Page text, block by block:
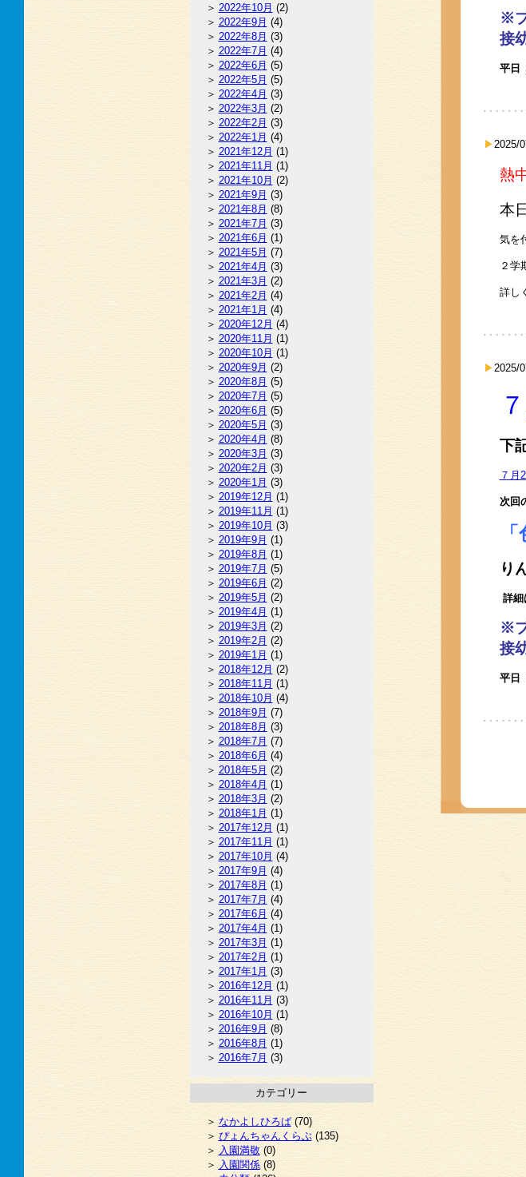
※
接
平日
2025/
熱
本
気を
２学
詳し
2025/
下
７月
次回
り
詳細
※
接
平日
2022年10月 (2)
2022年9月 (4)
2022年8月 (3)
2022年7月 (4)
2022年6月 (5)
2022年5月 (5)
2022年4月 (3)
2022年3月 (2)
2022年2月 (3)
2022年1月 (4)
2021年12月 (1)
2021年11月 (1)
2021年10月 (2)
2021年9月 (3)
2021年8月 (8)
2021年7月 (3)
2021年6月 (1)
2021年5月 (7)
2021年4月 (3)
2021年3月 (2)
2021年2月 (4)
2021年1月 (4)
2020年12月 (4)
2020年11月 (1)
2020年10月 (1)
2020年9月 (2)
2020年8月 (5)
2020年7月 (5)
2020年6月 (5)
2020年5月 (3)
2020年4月 (8)
2020年3月 (3)
2020年2月 (3)
2020年1月 (3)
2019年12月 (1)
2019年11月 (1)
2019年10月 (3)
2019年9月 (1)
2019年8月 (1)
2019年7月 (5)
2019年6月 (2)
2019年5月 (2)
2019年4月 (1)
2019年3月 (2)
2019年2月 (2)
2019年1月 (1)
2018年12月 (2)
2018年11月 (1)
2018年10月 (4)
2018年9月 (7)
2018年8月 (3)
2018年7月 (7)
2018年6月 (4)
2018年5月 (2)
2018年4月 (1)
2018年3月 (2)
2018年1月 (1)
2017年12月 (1)
2017年11月 (1)
2017年10月 (4)
2017年9月 (4)
2017年8月 (1)
2017年7月 (4)
2017年6月 (4)
2017年4月 (1)
2017年3月 (1)
2017年2月 (1)
2017年1月 (3)
2016年12月 (1)
2016年11月 (3)
2016年10月 (1)
2016年9月 (8)
2016年8月 (1)
2016年7月 (3)
カテゴリー
なかよしひろば(70)
ぴょんちゃんくらぶ(135)
入園満敬(0)
入園関係(8)